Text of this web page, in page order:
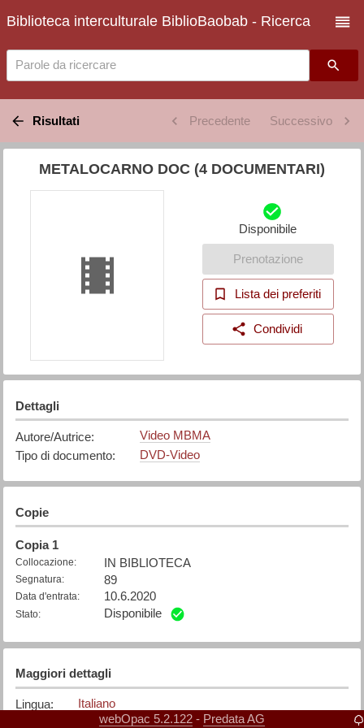
Biblioteca interculturale BiblioBaobab - Ricerca
Parole da ricercare
Risultati Precedente Successivo
METALOCARNO DOC (4 DOCUMENTARI)
Disponibile
Prenotazione
Lista dei preferiti
Condividi
Dettagli
Autore/Autrice:
Video MBMA
Tipo di documento: DVD-Video
Copie
Copia 1
Collocazione: IN BIBLIOTECA
Segnatura: 89
Data d'entrata: 10.6.2020
Stato: Disponibile
Maggiori dettagli
Lingua:
Italiano
webOpac 5.2.122 - Predata AG